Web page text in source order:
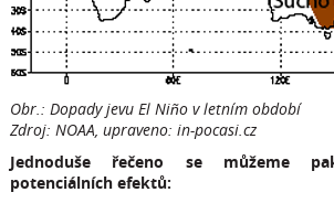
Obr.: Dopady jevu El Niño v letním období
Zdroj: NOAA, upraveno: in-pocasi.cz
Jednoduše řečeno se můžeme
potenciálních efektů: